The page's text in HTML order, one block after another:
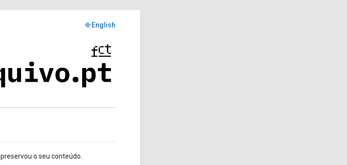
🌐 English
preservou o seu conteúdo.